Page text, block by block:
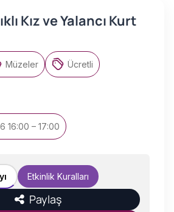
Kız ve Yalancı Kurt
Müzeler Ücretli
16:00 – 17:00
Etkinlik Kuralları
Paylaş